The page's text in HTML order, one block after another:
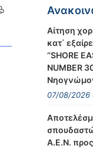
Αίτηση
κατ΄
‘’SHORE
NUMBER
07/08/2026
Α.Ε.Ν.